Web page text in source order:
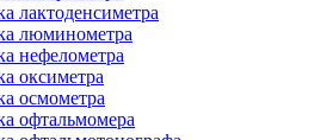
лактоденсиметра
люминометра
нефелометра
оксиметра
осмометра
офтальмомера